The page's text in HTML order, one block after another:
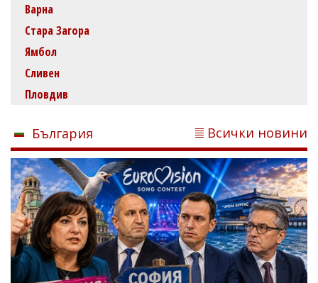
Варна
Стара Загора
Ямбол
Сливен
Пловдив
България Всички новини